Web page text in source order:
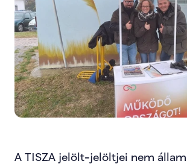
A TISZA jelölt-jelöltjei nem